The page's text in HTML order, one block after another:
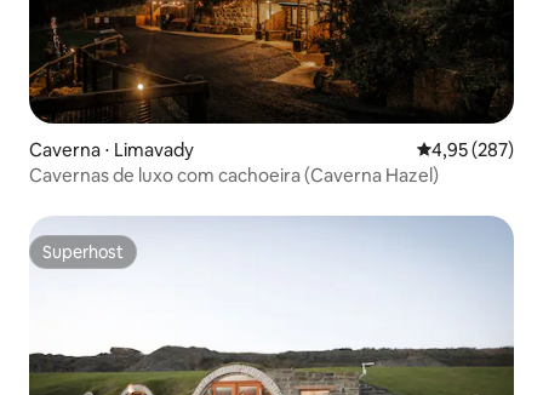
Caverna ⋅ Limavady 4,95 de uma
4,95 (287)
Cavernas de luxo com cachoeira (Caverna Hazel)
Superhost
Superhost